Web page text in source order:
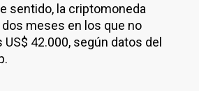
sentido, la criptomoneda
meses en los que no
42.000, según datos del